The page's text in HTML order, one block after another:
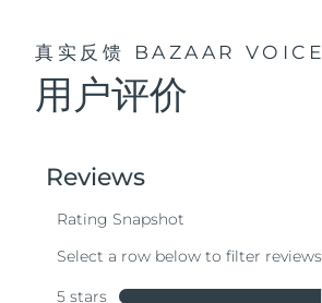
真实反馈 BAZAAR VOICE
用户评价